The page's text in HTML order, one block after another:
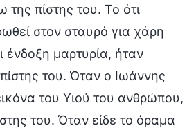
της πίστης του. Το ότι
στον σταυρό για χάρη
μαρτυρία, ήταν
του. Όταν ο Ιωάννης
του Υιού του ανθρώπου,
του. Όταν είδε το όραμα